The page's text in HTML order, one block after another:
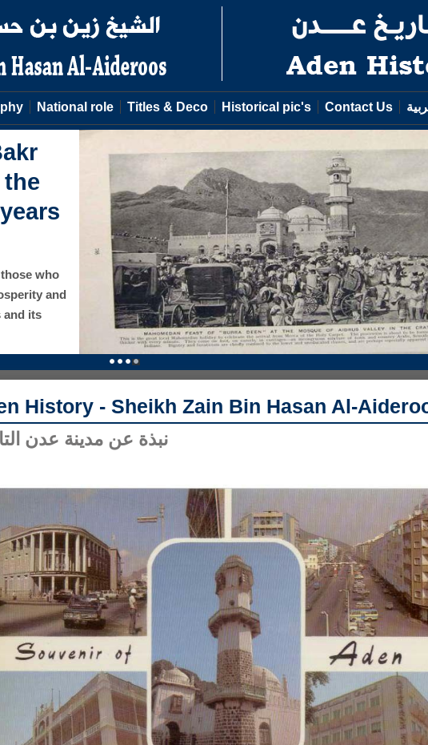
National role Titles & Deco Historical pic's Contact Us
to defend
to
ties ...
History - Sheikh Zain Bin Hasan Al-
نبذة عن مدينة عدن